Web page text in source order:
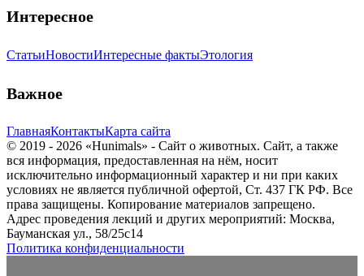
Интересное
СтатьиНовостиИнтересные фактыЭтология
Важное
ГлавнаяКонтактыКарта сайта
© 2019 - 2026 «Hunimals» - Сайт о животных. Сайт, а также
вся информация, предоставленная на нём, носит
исключительно информационный характер и ни при каких
условиях не является публичной офертой, Ст. 437 ГК РФ. Все
права защищены. Копирование материалов запрещено.
Адрес проведения лекций и других мероприятий: Москва,
Бауманская ул., 58/25с14
Политика конфиденциальности